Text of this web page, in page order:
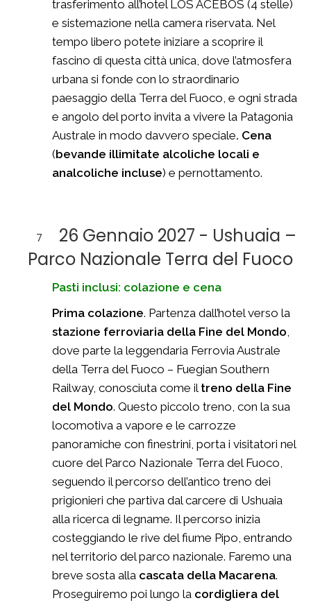
trasferimento all’hotel LOS ACEBOS (4 stelle)
e sistemazione nella camera riservata. Nel
tempo libero potete iniziare a scoprire il
fascino di questa città unica, dove l’atmosfera
urbana si fonde con lo straordinario
paesaggio della Terra del Fuoco, e ogni strada
e angolo del porto invita a vivere la Patagonia
Australe in modo davvero speciale. Cena
(bevande illimitate alcoliche locali e
analcoliche incluse) e pernottamento.
7
26 Gennaio 2027 - Ushuaia –
Parco Nazionale Terra del Fuoco
Pasti inclusi: colazione e cena
Prima colazione. Partenza dall’hotel verso la
stazione ferroviaria della Fine del Mondo,
dove parte la leggendaria Ferrovia Australe
della Terra del Fuoco – Fuegian Southern
Railway, conosciuta come il treno della Fine
del Mondo. Questo piccolo treno, con la sua
locomotiva a vapore e le carrozze
panoramiche con finestrini, porta i visitatori nel
cuore del Parco Nazionale Terra del Fuoco,
seguendo il percorso dell’antico treno dei
prigionieri che partiva dal carcere di Ushuaia
alla ricerca di legname. Il percorso inizia
costeggiando le rive del fiume Pipo, entrando
nel territorio del parco nazionale. Faremo una
breve sosta alla cascata della Macarena.
Proseguiremo poi lungo la cordigliera del